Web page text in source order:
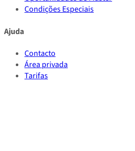
Condições Especiais
Ajuda
Contacto
Área privada
Tarifas